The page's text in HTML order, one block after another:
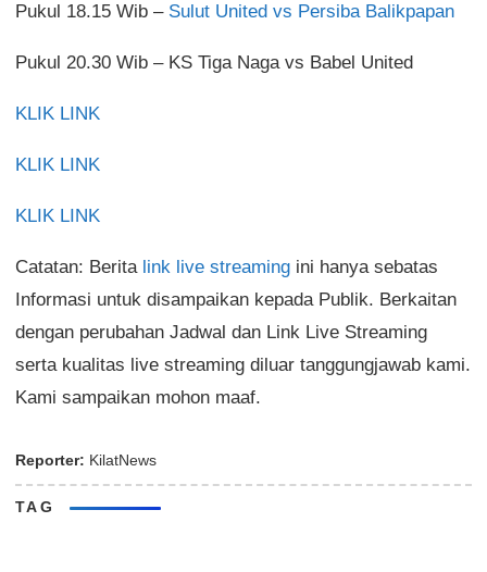
Pukul 18.15 Wib – Sulut United vs Persiba Balikpapan
Pukul 20.30 Wib – KS Tiga Naga vs Babel United
KLIK LINK
KLIK LINK
KLIK LINK
Catatan: Berita link live streaming ini hanya sebatas
Informasi untuk disampaikan kepada Publik. Berkaitan
dengan perubahan Jadwal dan Link Live Streaming
serta kualitas live streaming diluar tanggungjawab kami.
Kami sampaikan mohon maaf.
Reporter: KilatNews
TAG